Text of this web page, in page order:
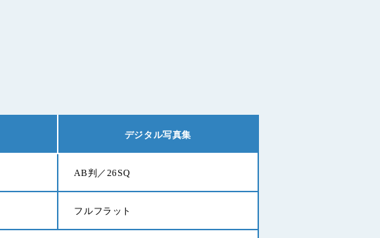
デジタル写真集
AB判／26SQ
フルフラット